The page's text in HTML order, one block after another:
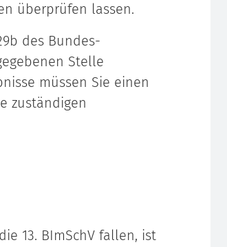
überprüfen lassen.
des Bundes-
Stelle
müssen Sie einen
zuständigen
13. BImSchV fallen, ist